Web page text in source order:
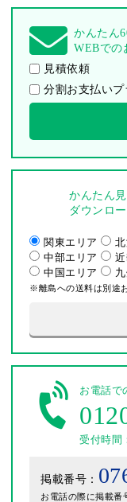
かんたん
WEBでの
見積依頼
分割お支払いプ
かんたん
ダウンロ
関東エリア
中部エリア
中国エリア
※離島への送料は別途
お電話で
受付時間
掲載番号：
お電話の際に掲載番